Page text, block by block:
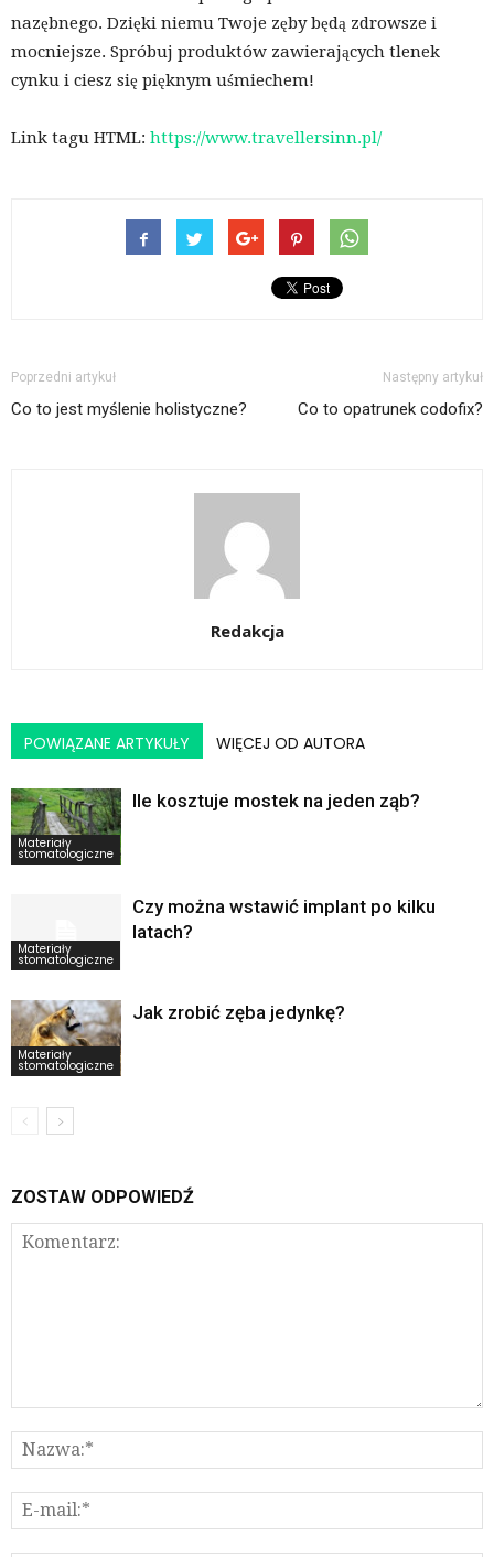
nazębnego. Dzięki niemu Twoje zęby będą zdrowsze i
mocniejsze. Spróbuj produktów zawierających tlenek
cynku i ciesz się pięknym uśmiechem!
Link tagu HTML: https://www.travellersinn.pl/
Poprzedni artykuł
Co to jest myślenie holistyczne?
Następny artykuł
Co to opatrunek codofix?
Redakcja
POWIĄZANE ARTYKUŁY WIĘCEJ OD AUTORA
Materiały
stomatologiczne
Ile kosztuje mostek na jeden ząb?
Materiały
stomatologiczne
Czy można wstawić implant po kilku
latach?
Materiały
stomatologiczne
Jak zrobić zęba jedynkę?
ZOSTAW ODPOWIEDŹ